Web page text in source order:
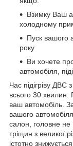
Взимку Ваш
холодному
Пуск вашого
року
Ви хочете
автомобіля,
Час підігріву ДВС
всього 30 хвилин.
ваш автомобіль.
вашого
салон, головне не
тріщин з великої
істотно